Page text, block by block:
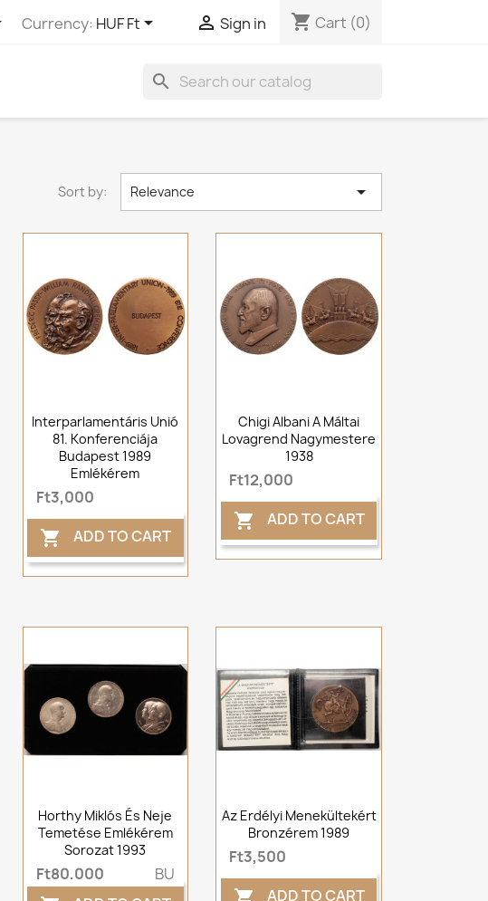
Currency: HUF Ft  Sign in shopping_cart Cart (0)
search
Sort by: Relevance 
Interparlamentáris Unió
81. Konferenciája
Budapest 1989
Emlékérem
Ft3,000
 ADD TO CART
Chigi Albani A Máltai
Lovagrend Nagymestere
1938
Ft12,000
 ADD TO CART
Horthy Miklós És Neje
Temetése Emlékérem
Sorozat 1993
Ft80,000 BU
Az Erdélyi Menekültekért
Bronzérem 1989
Ft3,500
ADD TO CART